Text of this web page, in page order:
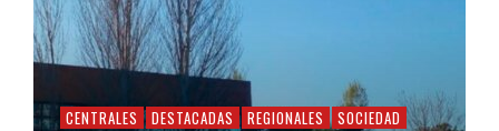
CENTRALES DESTACADAS REGIONALES SOCIEDAD